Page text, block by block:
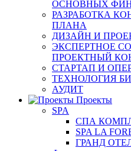
ОСНОВНЫХ
РАЗРАБОТКА
ПЛАНА
ДИЗАЙН И
ЭКСПЕРТНОЕ
ПРОЕКТНЫЙ
СТАРТАП И
ТЕХНОЛОГИЯ
АУДИТ
Проекты
SPA
СПА
SPA LA
ГРАНД